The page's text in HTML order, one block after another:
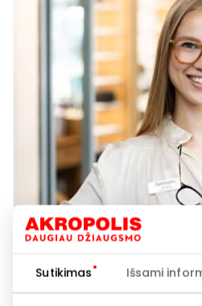
Sutikimas Išsami